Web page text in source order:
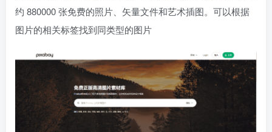
约 880000 张免费的照片、矢量文件和艺术插图。可以根据
图片的相关标签找到同类型的图片